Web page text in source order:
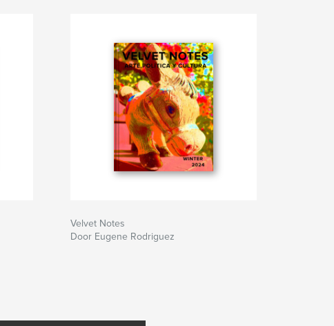
Velvet Notes
Door Eugene Rodriguez